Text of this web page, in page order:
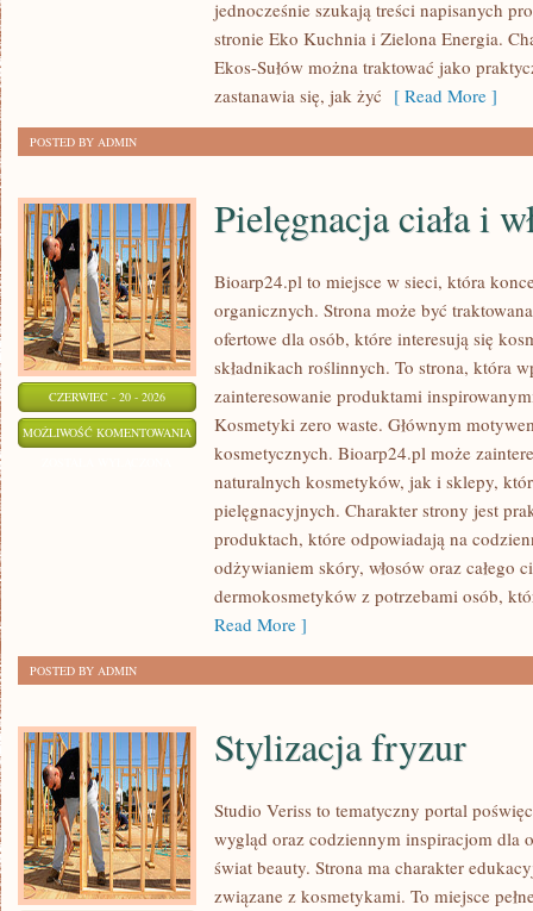
jednocześnie szukają treści napisanych
stronie Eko Kuchnia i Zielona Energia.
Ekos-Sułów można traktować jako
zastanawia się, jak żyć [ Read More ]
POSTED BY ADMIN
CZERWIEC - 20 - 2026
MOŻLIWOŚĆ KOMENTOWANIA PIELĘGNACJA
CIAŁA
WŁOSÓW
Pielęgnacja ciała i
Bioarp24.pl to miejsce w sieci, która
organicznych. Strona może być
ofertowe dla osób, które interesują się
składnikach roślinnych. To strona, która
zainteresowanie produktami
Kosmetyki zero waste. Głównym
kosmetycznych. Bioarp24.pl może
naturalnych kosmetyków, jak i sklepy,
pielęgnacyjnych. Charakter strony jest
produktach, które odpowiadają na
odżywianiem skóry, włosów oraz całego
dermokosmetyków z potrzebami osób,
Read More ]
POSTED BY ADMIN
Stylizacja fryzur
Studio Veriss to tematyczny portal
wygląd oraz codziennym inspiracjom dla
świat beauty. Strona ma charakter
związane z kosmetykami. To miejsce